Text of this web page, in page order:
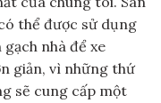
thể được sử dụng
nhà để xe
giản, vì những thứ
sẽ cung cấp một